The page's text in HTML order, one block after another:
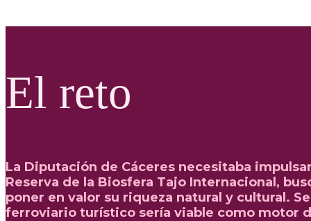
El reto
La Diputación de Cáceres necesitaba
Reserva de la Biosfera Tajo Internacional,
poner en valor su riqueza natural y cultural.
ferroviario turístico sería viable como motor